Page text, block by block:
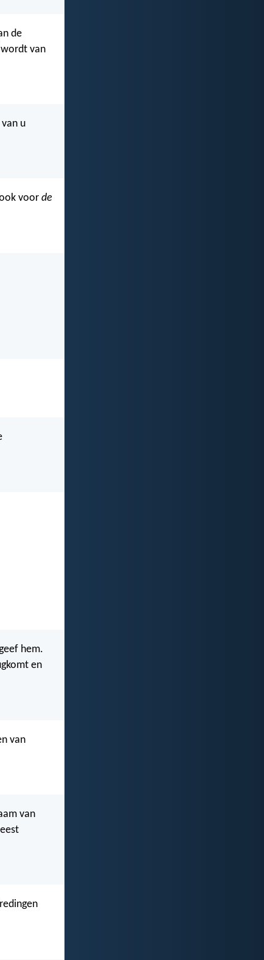
de
van
u
voor de
hem.
en
van
van